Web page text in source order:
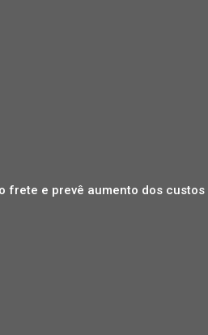
frete e prevê aumento dos custos